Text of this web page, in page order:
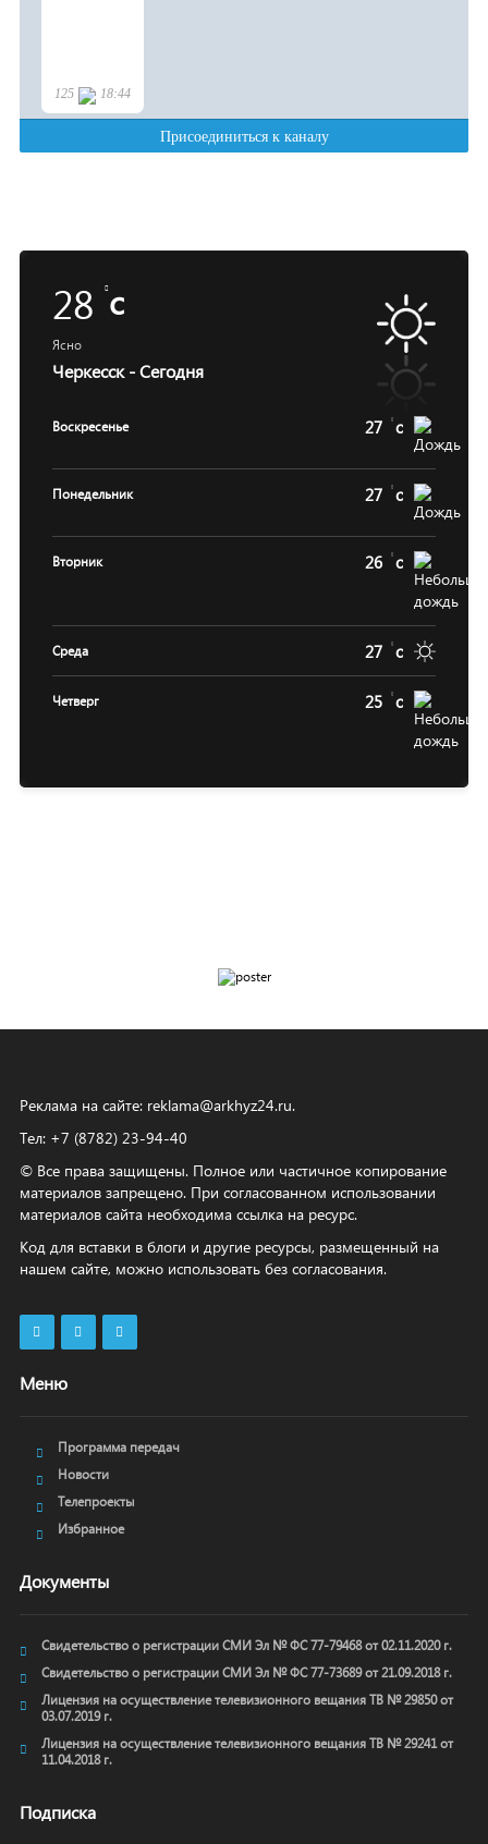
28 c
Ясно
Черкесск - Сегодня
Воскресенье 27 c
Понедельник 27 c
Вторник 26 c
Среда 27 c
Четверг 25 c
Реклама на сайте: reklama@arkhyz24.ru.
Тел: +7 (8782) 23‑94‑40
© Все права защищены. Полное или частичное копирование
материалов запрещено. При согласованном использовании
материалов сайта необходима ссылка на ресурс.
Код для вставки в блоги и другие ресурсы, размещенный на
нашем сайте, можно использовать без согласования.
Меню
Программа передач
Новости
Телепроекты
Избранное
Документы
Свидетельство о регистрации СМИ Эл № ФС 77-79468 от 02.11.2020 г.
Свидетельство о регистрации СМИ Эл № ФС 77-73689 от 21.09.2018 г.
Лицензия на осуществление телевизионного вещания ТВ № 29850 от
03.07.2019 г.
Лицензия на осуществление телевизионного вещания ТВ № 29241 от
11.04.2018 г.
Подписка